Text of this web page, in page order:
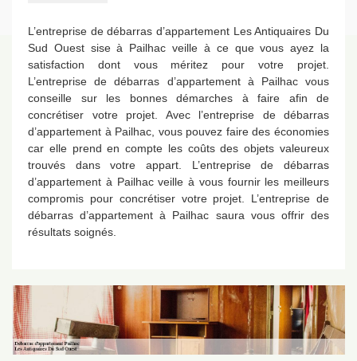
L’entreprise de débarras d’appartement Les Antiquaires Du
Sud Ouest sise à Pailhac veille à ce que vous ayez la
satisfaction dont vous méritez pour votre projet.
L’entreprise de débarras d’appartement à Pailhac vous
conseille sur les bonnes démarches à faire afin de
concrétiser votre projet. Avec l’entreprise de débarras
d’appartement à Pailhac, vous pouvez faire des économies
car elle prend en compte les coûts des objets valeureux
trouvés dans votre appart. L’entreprise de débarras
d’appartement à Pailhac veille à vous fournir les meilleurs
compromis pour concrétiser votre projet. L’entreprise de
débarras d’appartement à Pailhac saura vous offrir des
résultats soignés.